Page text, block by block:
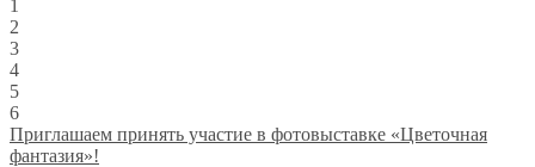
1
2
3
4
5
6
Приглашаем принять участие в фотовыставке «Цветочная
фантазия»!